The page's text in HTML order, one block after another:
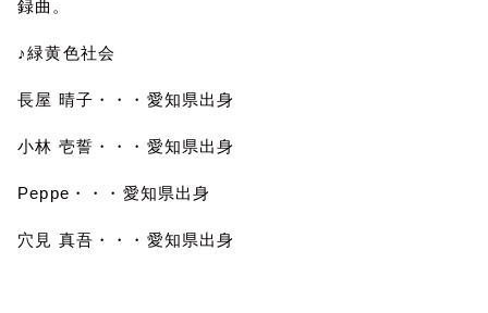
録曲。
♪緑黄色社会
長屋 晴子・・・愛知県出身
小林 壱誓・・・愛知県出身
Peppe ・・・愛知県出身
穴見 真吾・・・愛知県出身